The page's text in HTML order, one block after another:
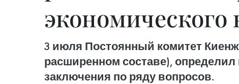
экономического
3 июля Постоянный комитет
расширенном составе),
заключения по ряду вопросов.